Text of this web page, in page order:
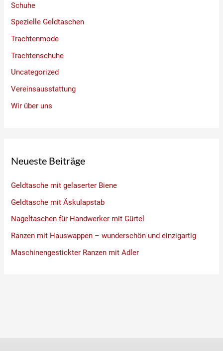
Schuhe
Spezielle Geldtaschen
Trachtenmode
Trachtenschuhe
Uncategorized
Vereinsausstattung
Wir über uns
Neueste Beiträge
Geldtasche mit gelaserter Biene
Geldtasche mit Äskulapstab
Nageltaschen für Handwerker mit Gürtel
Ranzen mit Hauswappen – wunderschön und einzigartig
Maschinengestickter Ranzen mit Adler